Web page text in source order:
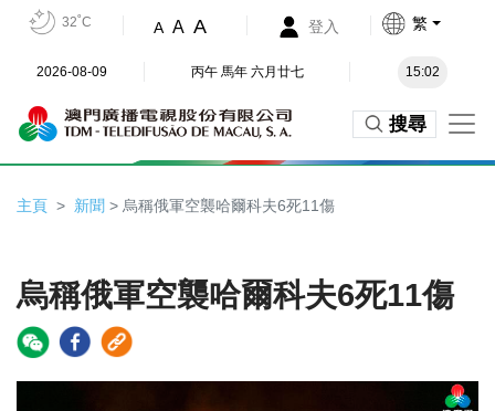
32˚C A A A 登入 繁
2026-08-09 丙午 馬年 六月廿七 15:02
搜尋
主頁 新聞 > 烏稱俄軍空襲哈爾科夫6死11傷
烏稱俄軍空襲哈爾科夫6死11傷